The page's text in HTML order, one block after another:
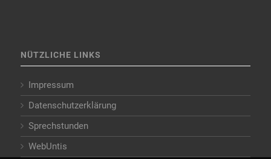
NÜTZLICHE LINKS
Impressum
Datenschutzerklärung
Sprechstunden
WebUntis